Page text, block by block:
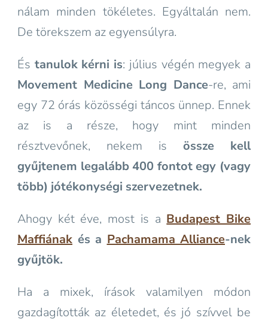
nálam minden tökéletes. Egyáltalán nem.
De törekszem az egyensúlyra.
És tanulok kérni is: július végén megyek a
Movement Medicine Long Dance-re, ami
egy 72 órás közösségi táncos ünnep. Ennek
az is a része, hogy mint minden
résztvevőnek, nekem is össze kell
gyűjtenem legalább 400 fontot egy (vagy
több) jótékonységi szervezetnek.
Ahogy két éve, most is a Budapest Bike
Maffiának és a Pachamama Alliance-nek
gyűjtök.
Ha a mixek, írások valamilyen módon
gazdagították az életedet, és jó szívvel be